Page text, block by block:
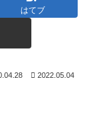
はてブ
2022.05.04